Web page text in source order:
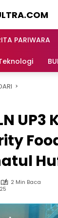
PARIWARA
2 Min Baca